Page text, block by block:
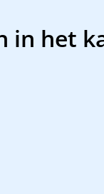
in het